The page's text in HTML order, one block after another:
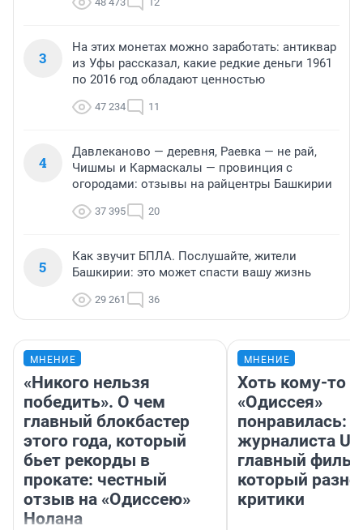
3
На этих монетах можно заработать: антиквар
из Уфы рассказал, какие редкие деньги 1961
по 2016 год обладают ценностью
47 234 11
4
Давлеканово — деревня, Раевка — не рай,
Чишмы и Кармаскалы — провинция с
огородами: отзывы на райцентры Башкирии
37 395 20
5
Как звучит БПЛА. Послушайте, жители
Башкирии: это может спасти вашу жизнь
29 261 36
МНЕНИЕ
«Никого нельзя
победить». О чем
главный блокбастер
этого года, который
бьет рекорды в
прокате: честный
отзыв на «Одиссею»
Нолана
МНЕНИЕ
Хоть кому-то
«Одиссея»
понравилась:
журналиста
главный
который
критики